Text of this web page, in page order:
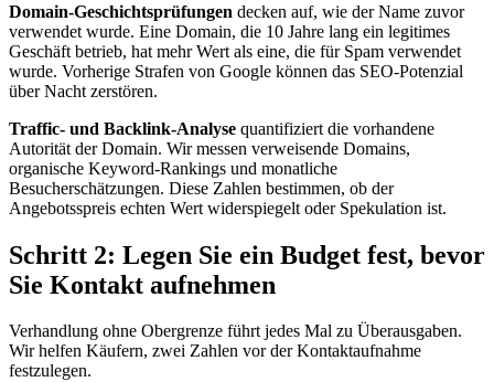
Domain-Geschichtsprüfungen decken auf, wie der Name zuvor
verwendet wurde. Eine Domain, die 10 Jahre lang ein legitimes
Geschäft betrieb, hat mehr Wert als eine, die für Spam verwendet
wurde. Vorherige Strafen von Google können das SEO-Potenzial
über Nacht zerstören.
Traffic- und Backlink-Analyse quantifiziert die vorhandene
Autorität der Domain. Wir messen verweisende Domains,
organische Keyword-Rankings und monatliche
Besucherschätzungen. Diese Zahlen bestimmen, ob der
Angebotsspreis echten Wert widerspiegelt oder Spekulation ist.
Schritt 2: Legen Sie ein Budget fest, bevor
Sie Kontakt aufnehmen
Verhandlung ohne Obergrenze führt jedes Mal zu Überausgaben.
Wir helfen Käufern, zwei Zahlen vor der Kontaktaufnahme
festzulegen.